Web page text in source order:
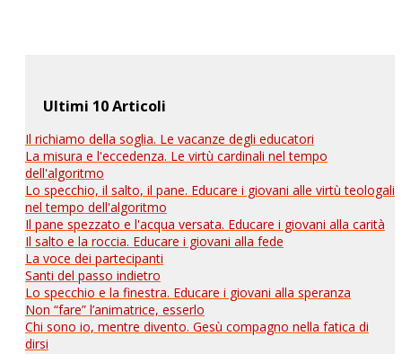
Ultimi 10 Articoli
Il richiamo della soglia. Le vacanze degli educatori
La misura e l'eccedenza. Le virtù cardinali nel tempo
dell'algoritmo
Lo specchio, il salto, il pane. Educare i giovani alle virtù teologali
nel tempo dell'algoritmo
Il pane spezzato e l'acqua versata. Educare i giovani alla carità
Il salto e la roccia. Educare i giovani alla fede
La voce dei partecipanti
Santi del passo indietro
Lo specchio e la finestra. Educare i giovani alla speranza
Non “fare” l’animatrice, esserlo
Chi sono io, mentre divento. Gesù compagno nella fatica di
dirsi